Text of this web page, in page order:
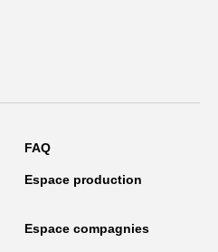
FAQ
Espace production
Espace compagnies